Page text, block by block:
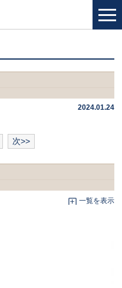
2024.01.24
次>>
一覧を表示